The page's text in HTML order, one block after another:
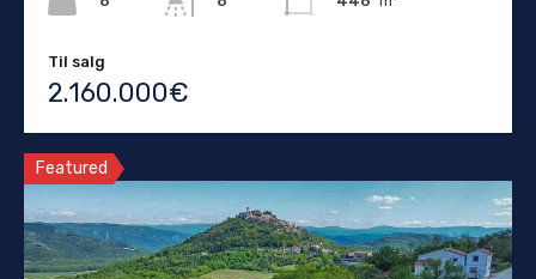
Til salg
2.160.000€
Featured